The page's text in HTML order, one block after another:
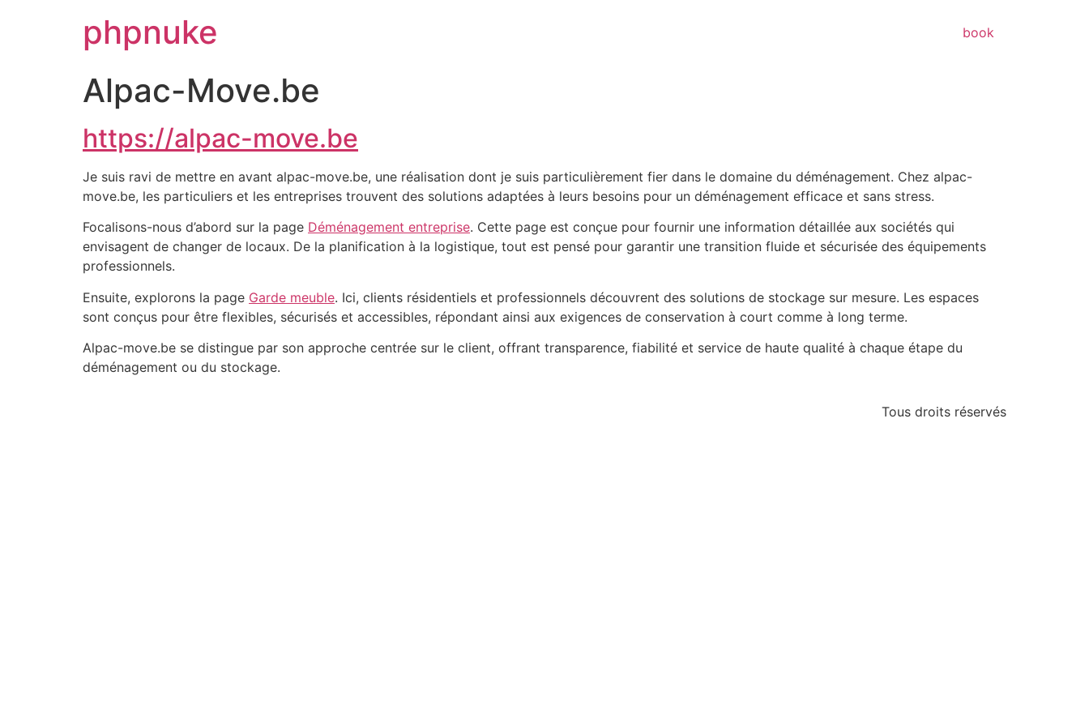
phpnuke book
Alpac-Move.be
https://alpac-move.be
Je suis ravi de mettre en avant alpac-move.be, une réalisation dont je suis particulièrement fier dans le domaine du déménagement. Chez alpac-
move.be, les particuliers et les entreprises trouvent des solutions adaptées à leurs besoins pour un déménagement efficace et sans stress.
Focalisons-nous d’abord sur la page Déménagement entreprise. Cette page est conçue pour fournir une information détaillée aux sociétés qui
envisagent de changer de locaux. De la planification à la logistique, tout est pensé pour garantir une transition fluide et sécurisée des équipements
professionnels.
Ensuite, explorons la page Garde meuble. Ici, clients résidentiels et professionnels découvrent des solutions de stockage sur mesure. Les espaces
sont conçus pour être flexibles, sécurisés et accessibles, répondant ainsi aux exigences de conservation à court comme à long terme.
Alpac-move.be se distingue par son approche centrée sur le client, offrant transparence, fiabilité et service de haute qualité à chaque étape du
déménagement ou du stockage.
Tous droits réservés